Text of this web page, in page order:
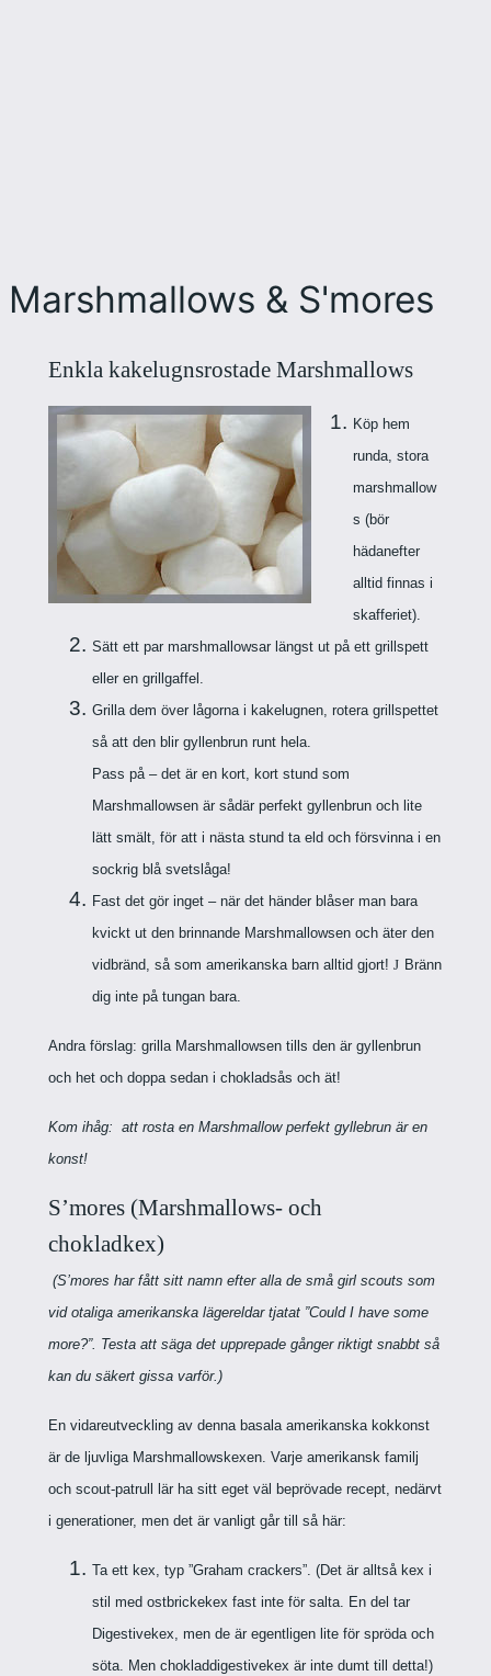
Marshmallows & S'mores
Enkla kakelugnsrostade Marshmallows
Köp hem
runda, stora
marshmallow
s (bör
hädanefter
alltid finnas i
skafferiet).
Sätt ett par marshmallowsar längst ut på ett grillspett
eller en grillgaffel.
Grilla dem över lågorna i kakelugnen, rotera grillspettet
så att den blir gyllenbrun runt hela.
Pass på – det är en kort, kort stund som
Marshmallowsen är sådär perfekt gyllenbrun och lite
lätt smält, för att i nästa stund ta eld och försvinna i en
sockrig blå svetslåga!
Fast det gör inget – när det händer blåser man bara
kvickt ut den brinnande Marshmallowsen och äter den
vidbränd, så som amerikanska barn alltid gjort! J Bränn
dig inte på tungan bara.
Andra förslag: grilla Marshmallowsen tills den är gyllenbrun
och het och doppa sedan i chokladsås och ät!
Kom ihåg: att rosta en Marshmallow perfekt gyllebrun är en
konst!
S’mores (Marshmallows- och
chokladkex)
(S’mores har fått sitt namn efter alla de små girl scouts som
vid otaliga amerikanska lägereldar tjatat ”Could I have some
more?”. Testa att säga det upprepade gånger riktigt snabbt så
kan du säkert gissa varför.)
En vidareutveckling av denna basala amerikanska kokkonst
är de ljuvliga Marshmallowskexen. Varje amerikansk familj
och scout-patrull lär ha sitt eget väl beprövade recept, nedärvt
i generationer, men det är vanligt går till så här:
Ta ett kex, typ ”Graham crackers”. (Det är alltså kex i
stil med ostbrickekex fast inte för salta. En del tar
Digestivekex, men de är egentligen lite för spröda och
söta. Men chokladdigestivekex är inte dumt till detta!)